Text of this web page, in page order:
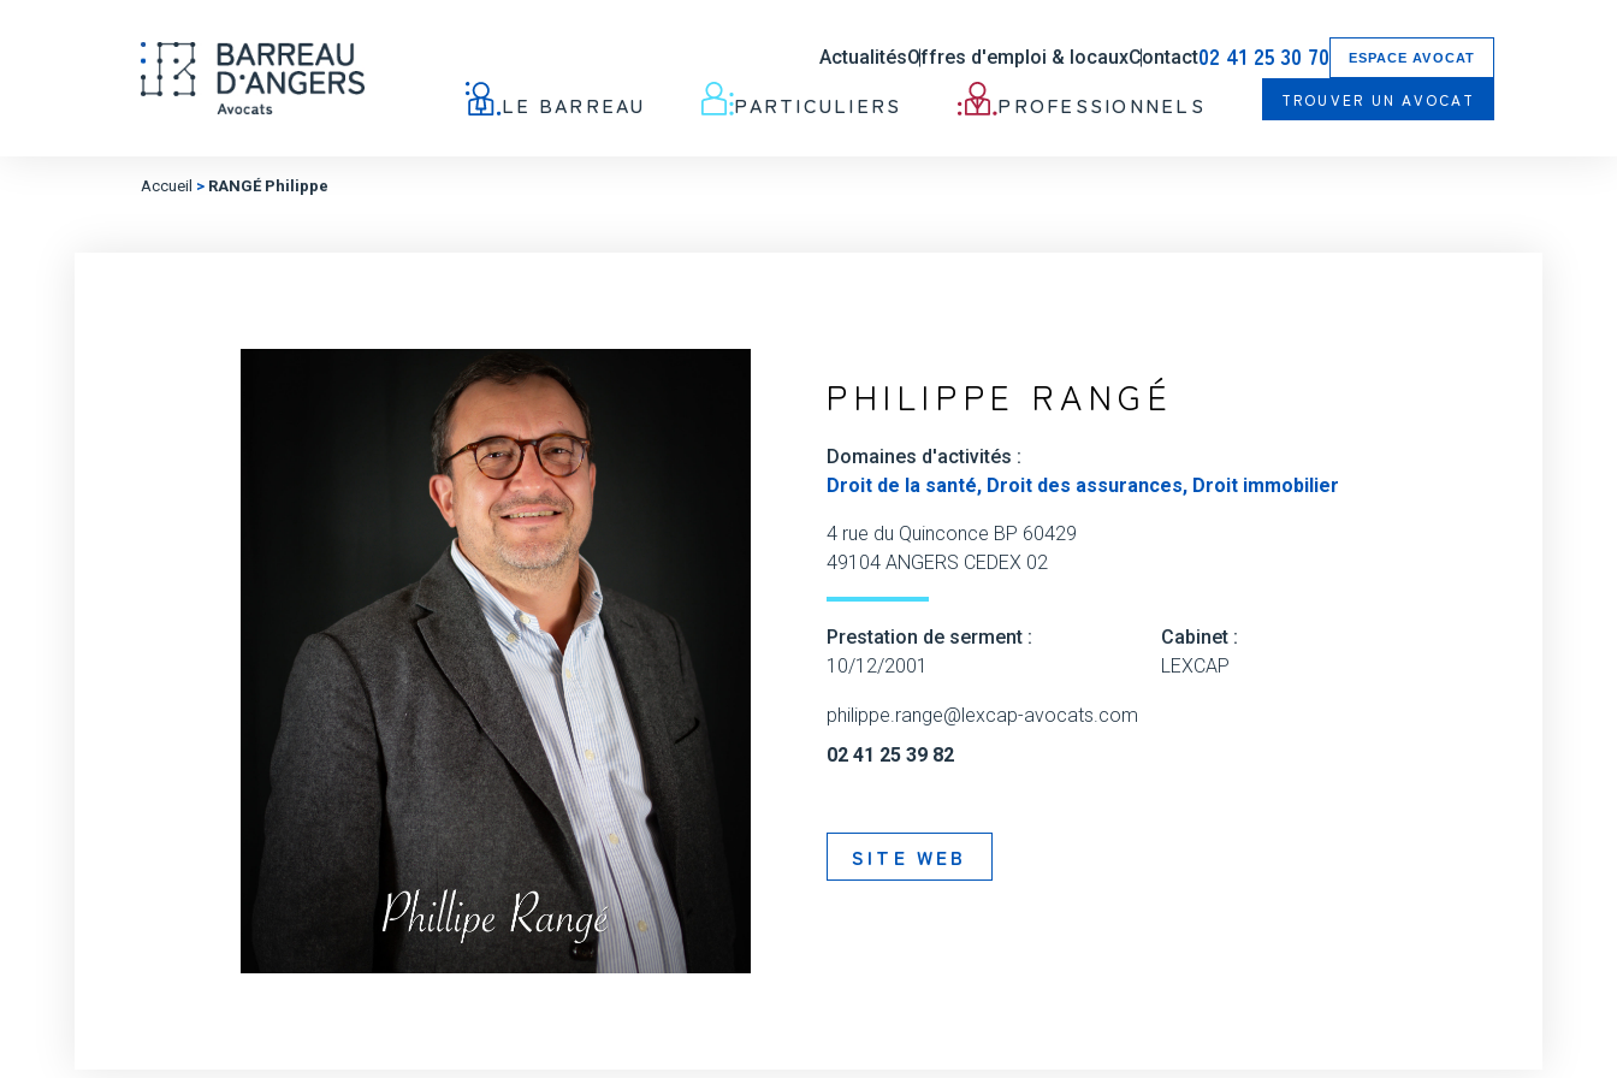
ActualitésOffres d'emploi & locauxContact02 41 25 30 70 ESPACE AVOCAT
LE BARREAU PARTICULIERS PROFESSIONNELS TROUVER UN AVOCAT
Accueil > RANGÉ Philippe
PHILIPPE RANGÉ
Domaines d'activités :
Droit de la santé, Droit des assurances, Droit immobilier
4 rue du Quinconce BP 60429
49104 ANGERS CEDEX 02
Prestation de serment :
10/12/2001
Cabinet :
LEXCAP
philippe.range@lexcap-avocats.com
02 41 25 39 82
SITE WEB